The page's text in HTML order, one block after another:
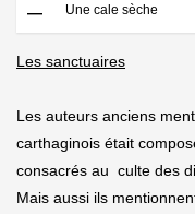
Une cale sèche
Les sanctuaires
Les auteurs anciens
carthaginois était
consacrés au culte des
Mais aussi ils